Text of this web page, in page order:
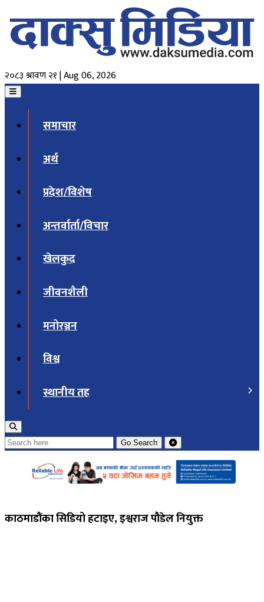
२०८३ श्रावण २१ | Aug 06, 2026
समाचार
अर्थ
प्रदेश/विशेष
अन्तर्वार्ता/विचार
खेलकुद
जीवनशैली
मनोरञ्जन
विश्व
स्थानीय तह
Go Search
काठमाडौंका सिडियो हटाइए, इश्वराज पौडेल नियुक्त